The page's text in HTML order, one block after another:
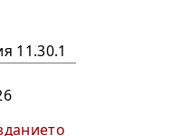
11.30.1